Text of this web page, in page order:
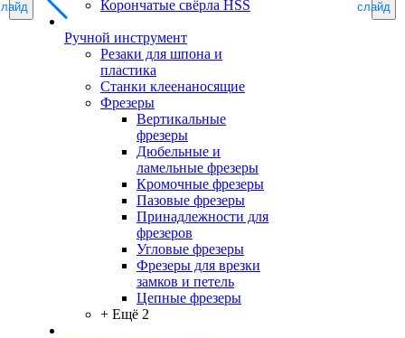
Корончатые свёрла HSS
Ручной инструмент
Резаки для шпона и
пластика
Станки клеенаносящие
Фрезеры
Вертикальные
фрезеры
Дюбельные и
ламельные фрезеры
Кромочные фрезеры
Пазовые фрезеры
Принадлежности для
фрезеров
Угловые фрезеры
Фрезеры для врезки
замков и петель
Цепные фрезеры
+ Ещё 2
слайд